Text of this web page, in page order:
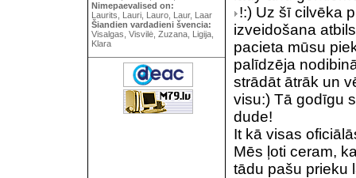
Nimepaevalised on:
Laurits, Lauri, Lauro, Laur, Laar
Šiandien vardadieni švencia:
Visalgas, Visvilė, Zuzana, Ligija,
Klara
!:) Uz šī cilvēka
izveidošana
pacieta mūsu
palīdzēja
strādāt ātrāk un
visu:) Tā godīgu
dude!
It kā visas
Mēs ļoti ceram,
tādu pašu prieku